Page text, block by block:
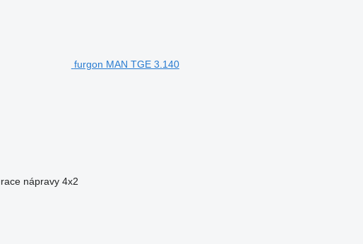
furgon MAN TGE 3.140
nápravy 4x2